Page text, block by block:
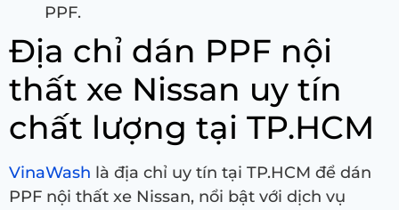
PPF.
Địa chỉ dán PPF nội
thất xe Nissan uy tín
chất lượng tại TP.HCM
VinaWash là địa chỉ uy tín tại TP.HCM để dán
PPF nội thất xe Nissan, nổi bật với dịch vụ